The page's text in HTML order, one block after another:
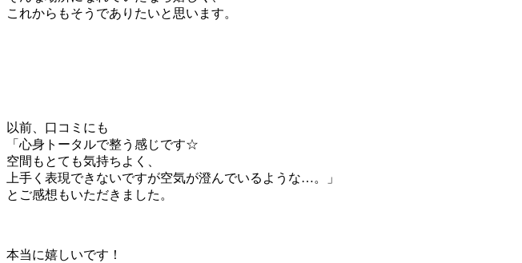
これからもそうでありたいと思います。
以前、口コミにも
「心身トータルで整う感じです☆
空間もとても気持ちよく、
上手く表現できないですが空気が澄んでいるような…。」
とご感想もいただきました。
本当に嬉しいです！